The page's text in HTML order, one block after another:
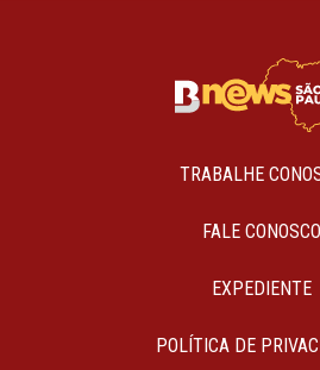
TRABALHE
FALE CONOSCO
EXPEDIENTE
POLÍTICA DE